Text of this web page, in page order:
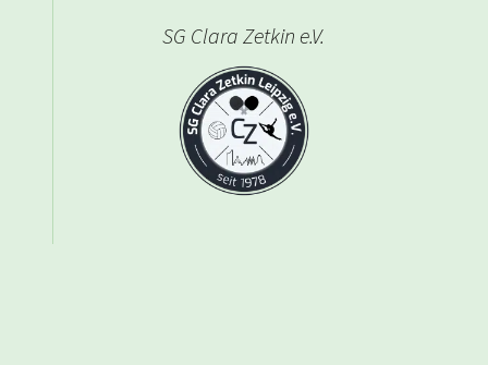
SG Clara Zetkin e.V.